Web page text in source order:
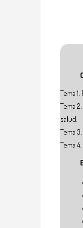
Tema
Tema
salud.
Tema
Tema